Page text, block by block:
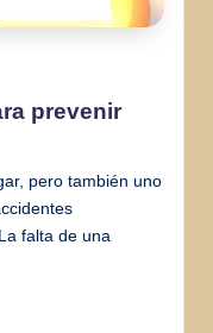
prevenir
pero también uno
falta de una